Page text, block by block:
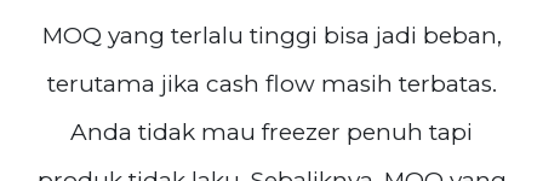
MOQ yang terlalu tinggi bisa jadi beban,
terutama jika cash flow masih terbatas.
Anda tidak mau freezer penuh tapi